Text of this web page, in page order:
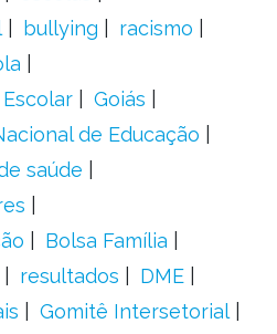
bullying
racismo
Goiás
de Educação
saúde
Bolsa Família
resultados
DME
Gomitê Intersetorial